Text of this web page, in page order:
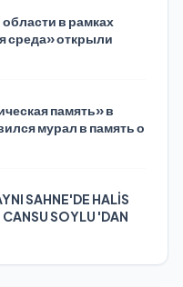
в рамках
среда» открыли
память» в
мурал в память о
SAHNE'DE HALİS
SOYLU 'DAN